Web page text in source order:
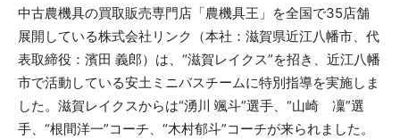
中古農機具の買取販売専門店「農機具王」を全国で35店舗
展開している株式会社リンク（本社：滋賀県近江八幡市、代
表取締役：濱田 義郎）は、“滋賀レイクス”を招き、近江八幡
市で活動している安土ミニバスチームに特別指導を実施しま
した。滋賀レイクスからは“湧川 颯斗”選手、“山崎 凜”選
手、“根間洋一”コーチ、“木村郁斗”コーチが来られました。